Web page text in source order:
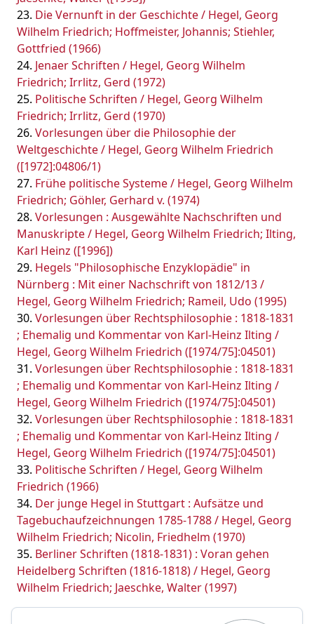
Die Vernunft in der Geschichte / Hegel, Georg
Wilhelm Friedrich; Hoffmeister, Johannis; Stiehler,
Gottfried (1966)
Jenaer Schriften / Hegel, Georg Wilhelm
Friedrich; Irrlitz, Gerd (1972)
Politische Schriften / Hegel, Georg Wilhelm
Friedrich; Irrlitz, Gerd (1970)
Vorlesungen über die Philosophie der
Weltgeschichte / Hegel, Georg Wilhelm Friedrich
([1972]:04806/1)
Frühe politische Systeme / Hegel, Georg Wilhelm
Friedrich; Göhler, Gerhard v. (1974)
Vorlesungen : Ausgewählte Nachschriften und
Manuskripte / Hegel, Georg Wilhelm Friedrich; Ilting,
Karl Heinz ([1996])
Hegels "Philosophische Enzyklopädie" in
Nürnberg : Mit einer Nachschrift von 1812/13 /
Hegel, Georg Wilhelm Friedrich; Rameil, Udo (1995)
Vorlesungen über Rechtsphilosophie : 1818-1831
; Ehemalig und Kommentar von Karl-Heinz Ilting /
Hegel, Georg Wilhelm Friedrich ([1974/75]:04501)
Vorlesungen über Rechtsphilosophie : 1818-1831
; Ehemalig und Kommentar von Karl-Heinz Ilting /
Hegel, Georg Wilhelm Friedrich ([1974/75]:04501)
Vorlesungen über Rechtsphilosophie : 1818-1831
; Ehemalig und Kommentar von Karl-Heinz Ilting /
Hegel, Georg Wilhelm Friedrich ([1974/75]:04501)
Politische Schriften / Hegel, Georg Wilhelm
Friedrich (1966)
Der junge Hegel in Stuttgart : Aufsätze und
Tagebuchaufzeichnungen 1785-1788 / Hegel, Georg
Wilhelm Friedrich; Nicolin, Friedhelm (1970)
Berliner Schriften (1818-1831) : Voran gehen
Heidelberg Schriften (1816-1818) / Hegel, Georg
Wilhelm Friedrich; Jaeschke, Walter (1997)